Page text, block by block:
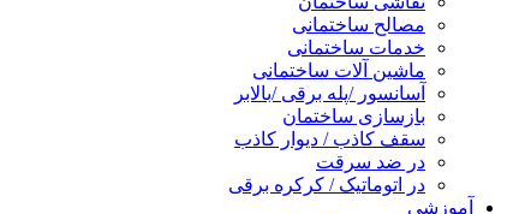
مصالح ساختمانی
خدمات ساختمانی
ماشین آلات ساختمانی
آسانسور /پله برقی /بالابر
بازسازی ساختمان
سقف کاذب / دیوار کاذب
در ضد سرقت
در اتوماتیک / کرکره برقی
آموزشی